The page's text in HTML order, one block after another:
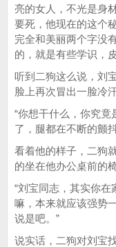
亮的女人，不光是身
要死，他现在的这个
完全和美丽两个字没
的，就是有些学识，
听到二狗这么说，刘
脸上再次冒出一脸冷
“你想干什么，你究竟
了，腿都在不断的颤抖
看着他的样子，二狗
的坐在他办公桌前的
“刘宝同志，其实你在
嘛，本来就应该强势
说是吧。”
说实话，二狗对刘宝